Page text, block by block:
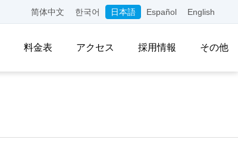
简体中文 한국어 日本語 Español English
料金表 アクセス 採用情報 その他